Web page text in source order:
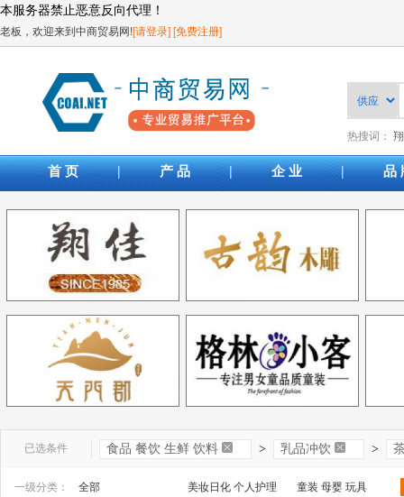
本服务器禁止恶意反向代理！
老板，欢迎来到中商贸易网![请登录][免费注册]
热搜词：
首 页 | 产 品 | 企 业 | 品
已选条件 食品 餐饮 生鲜 饮料 > 乳品冲饮 >
一级分类： 全部 美妆日化 个人护理
童装 母婴 玩具